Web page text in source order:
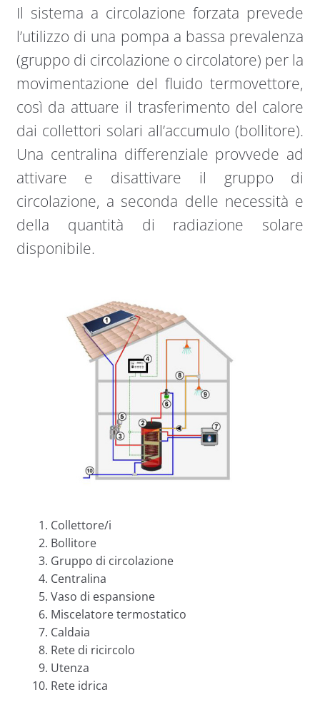
Il sistema a circolazione forzata prevede
l’utilizzo di una pompa a bassa prevalenza
(gruppo di circolazione o circolatore) per la
movimentazione del fluido termovettore,
così da attuare il trasferimento del calore
dai collettori solari all’accumulo (bollitore).
Una centralina differenziale provvede ad
attivare e disattivare il gruppo di
circolazione, a seconda delle necessità e
della quantità di radiazione solare
disponibile.
Collettore/i
Bollitore
Gruppo di circolazione
Centralina
Vaso di espansione
Miscelatore termostatico
Caldaia
Rete di ricircolo
Utenza
Rete idrica